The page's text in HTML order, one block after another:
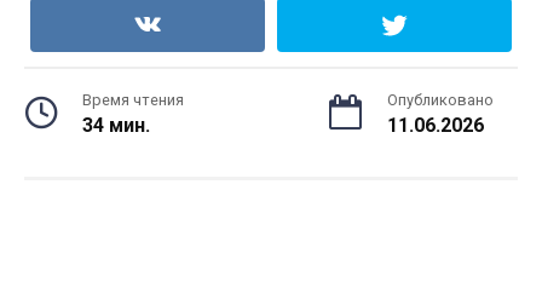
Время чтения
34 мин.
Опубликовано
11.06.2026